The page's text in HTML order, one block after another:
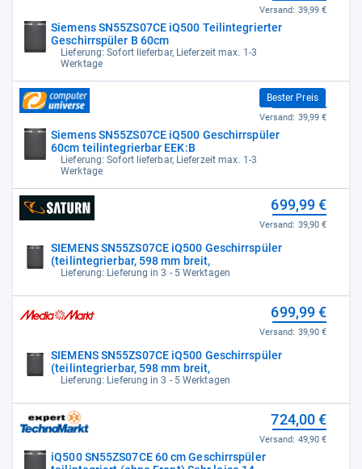
Siemens SN55ZS07CE iQ500 Teilintegrierter
Geschirrspüler B 60cm
Lieferung: Sofort lieferbar, Lieferzeit max. 1-3
Werktage
Versand: 39,99 €
Siemens SN55ZS07CE iQ500 Geschirrspüler
60cm teilintegrierbar EEK:B
Lieferung: Sofort lieferbar, Lieferzeit max. 1-3
Werktage
Bester Preis
699,00 €
Versand: 39,99 €
SIEMENS SN55ZS07CE iQ500 Geschirrspüler
(teilintegrierbar, 598 mm breit,
Lieferung: Lieferung in 3 - 5 Werktagen
699,99 €
Versand: 39,90 €
SIEMENS SN55ZS07CE iQ500 Geschirrspüler
(teilintegrierbar, 598 mm breit,
Lieferung: Lieferung in 3 - 5 Werktagen
699,99 €
Versand: 39,90 €
iQ500 SN55ZS07CE 60 cm Geschirrspüler
724,00 €
Versand: 49,90 €